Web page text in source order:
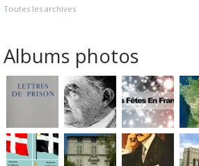
Toutes les archives
Albums photos